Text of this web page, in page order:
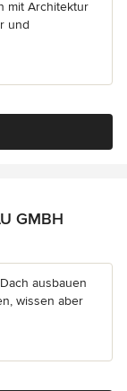
mit Architektur
und
GMBH
ausbauen
wissen aber